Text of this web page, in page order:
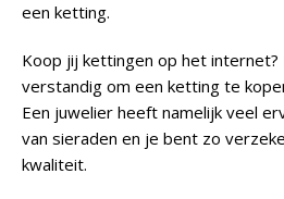
een ketting.
Koop jij kettingen op het internet?
verstandig om een ketting te
Een juwelier heeft namelijk veel
van sieraden en je bent zo
kwaliteit.